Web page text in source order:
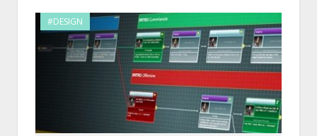
#DESIGN